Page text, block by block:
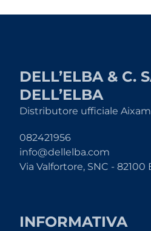
DELL’ELBA & C.
DELL’ELBA
Distributore ufficiale
082421956
info@dellelba.com
Via Valfortore, SNC -
INFORMATIVA